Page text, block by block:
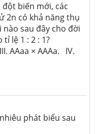
biến mới, các
2n có khả năng thụ
sau đây cho đời
lệ 1 : 2 : 1?
AAaa × AAAa. IV.
phát biểu sau